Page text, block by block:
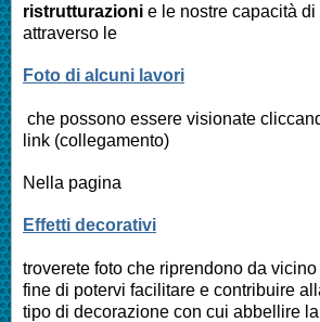
ristrutturazioni e le nostre capacità
attraverso le
Foto di alcuni lavori
che possono essere visionate
link (collegamento)
Nella pagina
Effetti decorativi
troverete foto che riprendono da
fine di potervi facilitare e contribuire
tipo di decorazione con cui abbellire